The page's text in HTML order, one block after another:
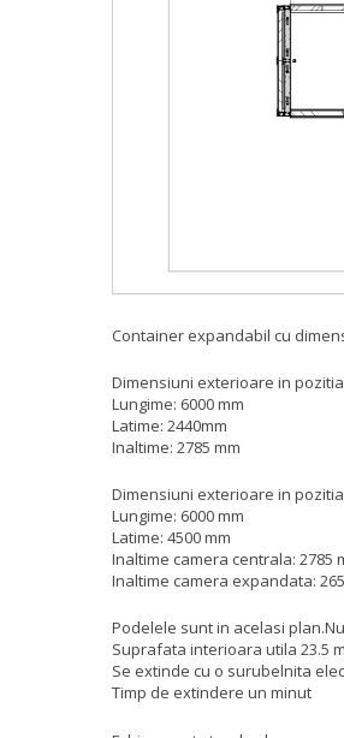
Container expandabil cu
Dimensiuni exterioare in
Lungime: 6000 mm
Latime: 2440mm
Inaltime: 2785 mm
Dimensiuni exterioare in
Lungime: 6000 mm
Latime: 4500 mm
Inaltime camera centrala: 2785
Inaltime camera expandata:
Podelele sunt in acelasi
Suprafata interioara utila 23.5
Se extinde cu o surubelnita
Timp de extindere un minut